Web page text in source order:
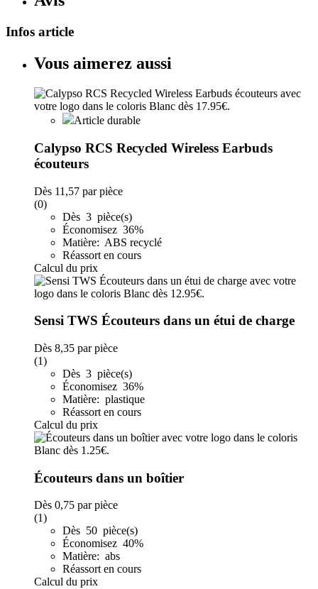
Infos article
Vous aimerez aussi
Article durable
Calypso RCS Recycled Wireless Earbuds
écouteurs
Dès 11,57 par pièce
(0)
Dès 3 pièce(s)
Économisez 36%
Matière: ABS recyclé
Réassort en cours
Calcul du prix
Sensi TWS Écouteurs dans un étui de charge
Dès 8,35 par pièce
(1)
Dès 3 pièce(s)
Économisez 36%
Matière: plastique
Réassort en cours
Calcul du prix
Écouteurs dans un boîtier
Dès 0,75 par pièce
(1)
Dès 50 pièce(s)
Économisez 40%
Matière: abs
Réassort en cours
Calcul du prix